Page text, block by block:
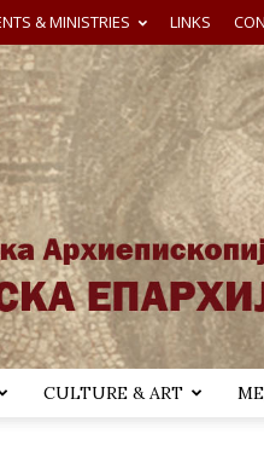
& MINISTRIES LINKS
CULTURE & ART